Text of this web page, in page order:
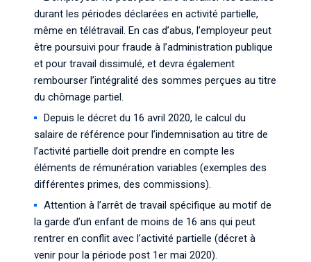
durant les périodes déclarées en activité partielle,
même en télétravail. En cas d’abus, l’employeur peut
être poursuivi pour fraude à l’administration publique
et pour travail dissimulé, et devra également
rembourser l’intégralité des sommes perçues au titre
du chômage partiel.
Depuis le décret du 16 avril 2020, le calcul du
salaire de référence pour l’indemnisation au titre de
l’activité partielle doit prendre en compte les
éléments de rémunération variables (exemples des
différentes primes, des commissions).
Attention à l’arrêt de travail spécifique au motif de
la garde d’un enfant de moins de 16 ans qui peut
rentrer en conflit avec l’activité partielle (décret à
venir pour la période post 1er mai 2020).